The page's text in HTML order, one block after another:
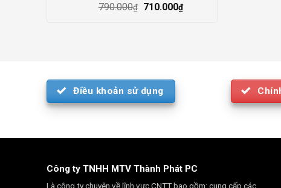
790.000₫
Original
710.000₫Current
Điều khoản sử dụng
Công ty TNHH MTV Thành Phát PC
Là công ty chuyên về lĩnh vực CNTT bao gồm: cung cấp các